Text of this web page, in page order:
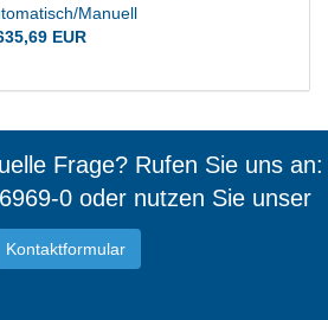
Manuell
EUR
Frage? Rufen Sie uns an:
0 oder nutzen Sie unser
Kontaktformular